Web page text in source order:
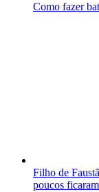
Como fazer
Filho de
poucos